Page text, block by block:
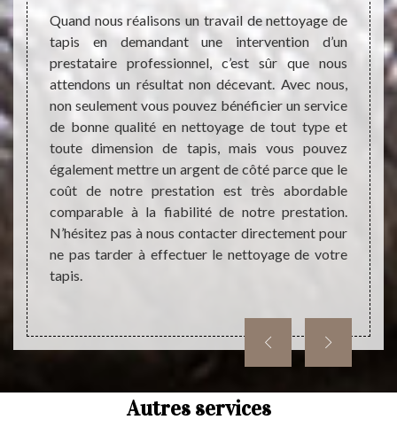
dans
la
être
de
il est
en
Quand nous réalisons un travail de nettoyage de
tapis en demandant une intervention d’un
prestataire professionnel, c’est sûr que nous
attendons un résultat non décevant. Avec nous,
non seulement vous pouvez bénéficier un service
de bonne qualité en nettoyage de tout type et
toute dimension de tapis, mais vous pouvez
également mettre un argent de côté parce que le
coût de notre prestation est très abordable
comparable à la fiabilité de notre prestation.
N’hésitez pas à nous contacter directement pour
ne pas tarder à effectuer le nettoyage de votre
tapis.
qui
votre
une
nous
Autres services